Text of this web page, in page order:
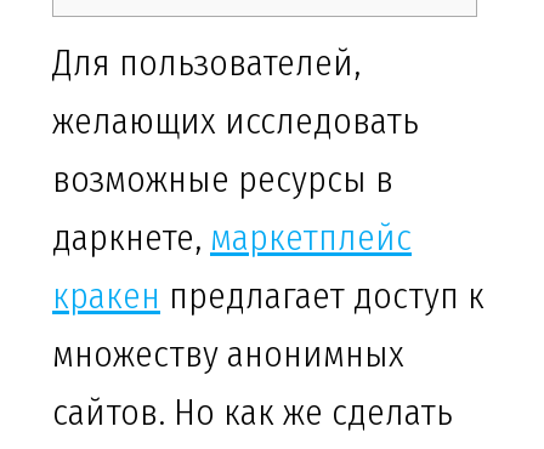
Для пользователей,
желающих исследовать
возможные ресурсы в
даркнете, маркетплейс
кракен предлагает доступ к
множеству анонимных
сайтов. Но как же сделать